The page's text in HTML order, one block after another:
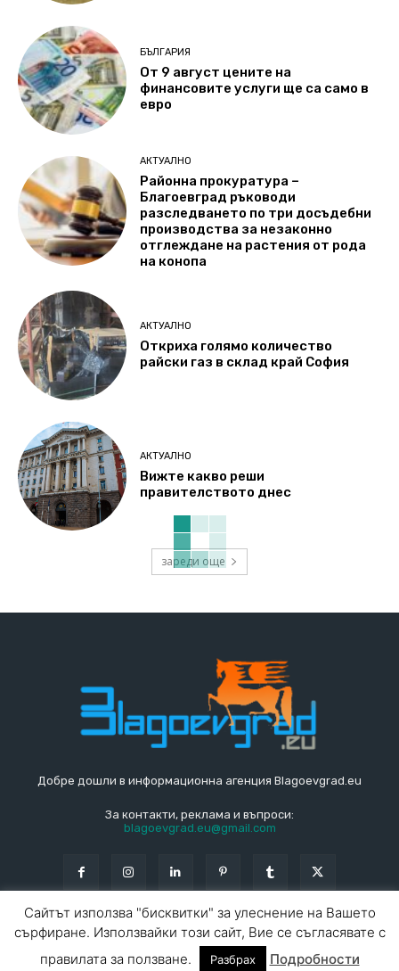
БЪЛГАРИЯ
От 9 август цените на
финансовите услуги ще са само в
евро
АКТУАЛНО
Районна прокуратура –
Благоевград ръководи
разследването по три досъдебни
производства за незаконно
отглеждане на растения от рода
на конопа
АКТУАЛНО
Откриха голямо количество
райски газ в склад край София
АКТУАЛНО
Вижте какво реши
правителството днес
зареди още
Добре дошли в информационна агенция Blagoevgrad.eu
За контакти, реклама и въпроси:
blagoevgrad.eu@gmail.com
Общи условия
Сайтът използва "бисквитки" за улеснение на Вашето
сърфиране. Използвайки този сайт, Вие се съгласявате с
правилата за ползване.
Разбрах Подробности